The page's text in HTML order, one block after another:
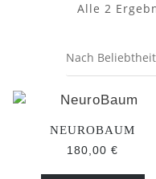
Alle 2
NEUROBAUM
180,00€